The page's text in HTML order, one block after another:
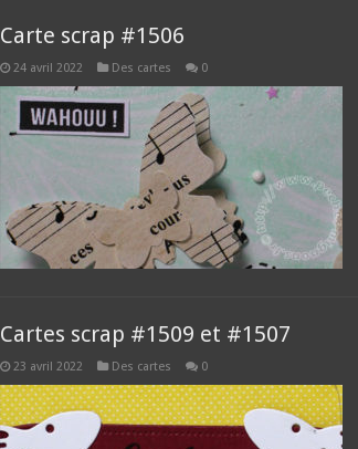
Carte scrap #1506
24 avril 2022 Des cartes 0
Cartes scrap #1509 et #1507
23 avril 2022 Des cartes 0